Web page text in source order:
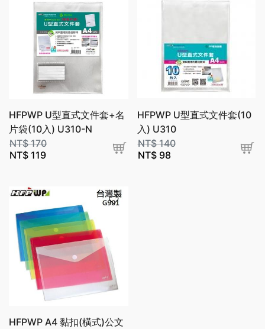
HFPWP U型直式文件套+名
片袋(10入) U310-N
NT$170
NT$ 119
HFPWP U型直式文件套(10
入) U310
NT$140
NT$98
HFPWP A4 黏扣(橫式)公文